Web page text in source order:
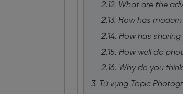
2.12. What are the
2.13. How has
2.14. How has
2.15. How well do
2.16. Why do you
3. Từ vựng Topic